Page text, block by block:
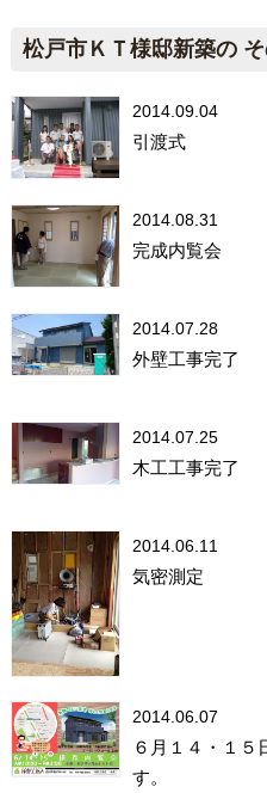
松戸市ＫＴ様邸新築の
2014.09.04
引渡式
2014.08.31
完成内覧会
2014.07.28
外壁工事完了
2014.07.25
木工工事完了
2014.06.11
気密測定
2014.06.07
６月１４・１５
す。